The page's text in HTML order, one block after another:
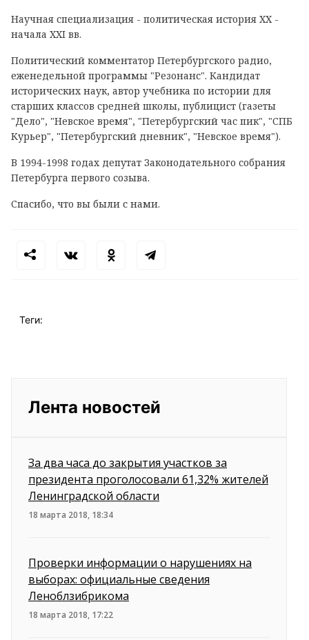
Научная специализация - политическая история ХХ -
начала XXI вв.
Политический комментатор Петербургского радио,
еженедельной программы "Резонанс". Кандидат
исторических наук, автор учебника по истории для
старших классов средней школы, публицист (газеты
"Дело", "Невское время", "Петербургский час пик", "СПБ
Курьер", "Петербургский дневник", "Невское время").
В 1994-1998 годах депутат Законодательного собрания
Петербурга первого созыва.
Спасибо, что вы были с нами.
Теги:
Лента новостей
За два часа до закрытия участков за
президента проголосовали 61,32% жителей
Ленинградской области
18 марта 2018, 18:34
Проверки информации о нарушениях на
выборах: официальные сведения
Леноблзибрикома
18 марта 2018, 17:22